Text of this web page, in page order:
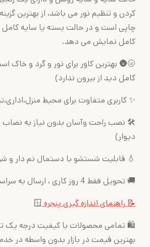
کردن و تنظیم نور می باشد، از بهترین
چاپی است و در حالت بسته یا سایه کامل
کامل نمایش می دهد.
🌝🌚 بهترین کاور برای نور و گرد و خاک
کامل دید از بیرون ندارد)
✨ کاربری متفاوت برای محیط
🛠 نصب راحت وآسان بدون نیاز به نصاب
دیوار)
💧 قابلیت شستشو با دستمال نم دار و
🚚 تحویل فقط 4 روز کاری ، ارسال به سراسر کشور
📝 راهنمای اندازه گیری پنجره🪟
🛍 تمامی محصولات با کیفیت درجه یک
بهترین قیمت در بازار بدون واسطه در